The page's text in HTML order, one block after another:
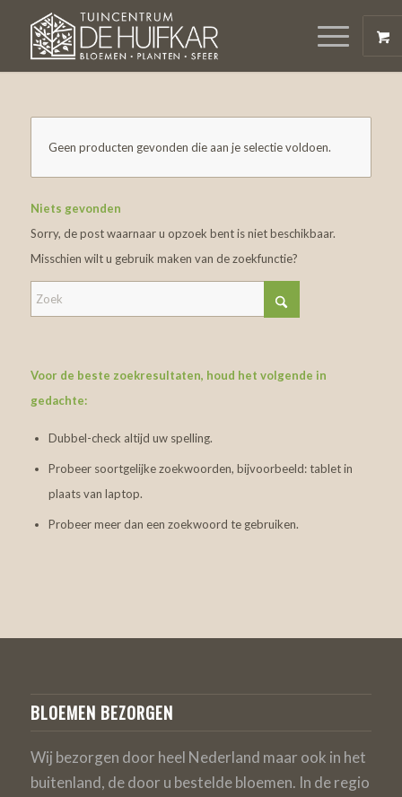
Geen producten gevonden die aan je selectie voldoen.
Niets gevonden
Sorry, de post waarnaar u opzoek bent is niet beschikbaar.
Misschien wilt u gebruik maken van de zoekfunctie?
Voor de beste zoekresultaten, houd het volgende in
gedachte:
Dubbel-check altijd uw spelling.
Probeer soortgelijke zoekwoorden, bijvoorbeeld: tablet in
plaats van laptop.
Probeer meer dan een zoekwoord te gebruiken.
BLOEMEN BEZORGEN
Wij bezorgen door heel Nederland maar ook in het
buitenland, de door u bestelde bloemen. In de regio